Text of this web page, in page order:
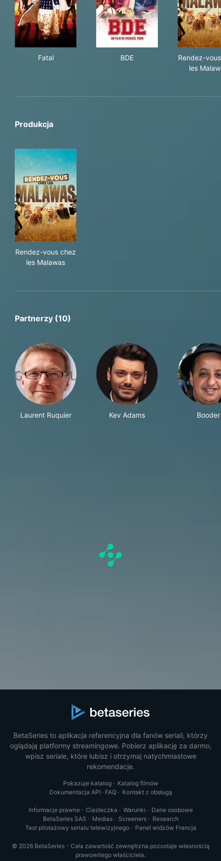
Fatal BDE
Rendez-
les
Produkcja
Rendez-vous chez
les Malawas
Partnerzy (10)
Laurent Ruquier Kev Adams Booder
BetaSeries to aplikacja referencyjna dla fanów seriali, którzy
oglądają platformy streamingowe. Pobierz aplikację za darmo,
wpisz seriale, które lubisz i otrzymaj natychmiastowe
rekomendacje.
Pokazuje katalog· Katalog filmów
Dokumentacja API · FAQ· Kontakt z obsługą
Informacje prawne· Ciasteczka · Warunki · Dane osobowe
BetaSeries SAS · Medias· Screeners· Research
Test pilotażowy serialu telewizyjnego· Panel widzów Francja
© 2026 BetaSeries - Cała zawartość zewnętrzna pozostaje własnością
prawowitego właściciela.